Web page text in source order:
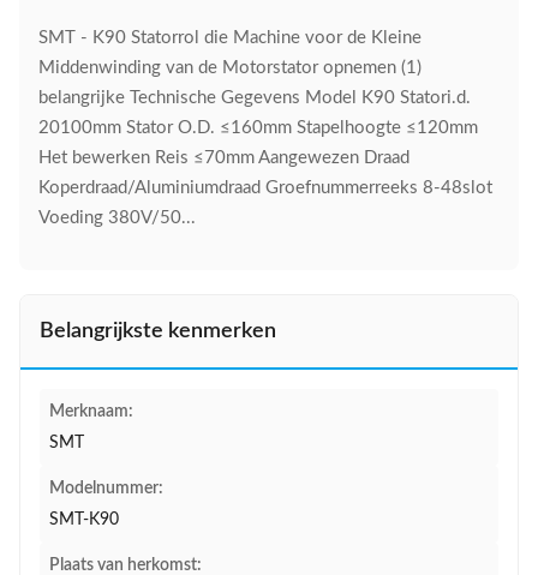
SMT - K90 Statorrol die Machine voor de Kleine
Middenwinding van de Motorstator opnemen (1)
belangrijke Technische Gegevens Model K90 Statori.d.
20100mm Stator O.D. ≤160mm Stapelhoogte ≤120mm
Het bewerken Reis ≤70mm Aangewezen Draad
Koperdraad/Aluminiumdraad Groefnummerreeks 8-48slot
Voeding 380V/50...
Belangrijkste kenmerken
Merknaam:
SMT
Modelnummer:
SMT-K90
Plaats van herkomst: